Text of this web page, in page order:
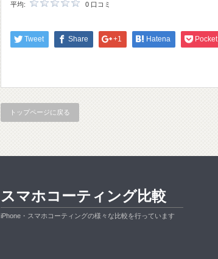
平均:
0 口コミ
Tweet Share +1 Hatena Pocket
トップページに戻る
スマホコーティング比較
iPhone・スマホコーティングの様々な比較を行っています